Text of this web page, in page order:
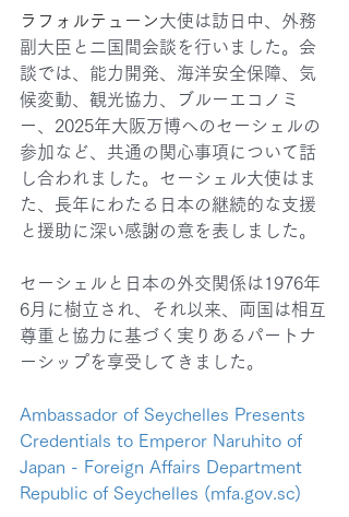
ラフォルテューン大使は訪日中、外務
副大臣と二国間会談を行いました。会
談では、能力開発、海洋安全保障、気
候変動、観光協力、ブルーエコノミ
ー、2025年大阪万博へのセーシェルの
参加など、共通の関心事項について話
し合われました。セーシェル大使はま
た、長年にわたる日本の継続的な支援
と援助に深い感謝の意を表しました。
セーシェルと日本の外交関係は1976年
6月に樹立され、それ以来、両国は相互
尊重と協力に基づく実りあるパートナ
ーシップを享受してきました。
Ambassador of Seychelles Presents
Credentials to Emperor Naruhito of
Japan - Foreign Affairs Department
Republic of Seychelles (mfa.gov.sc)